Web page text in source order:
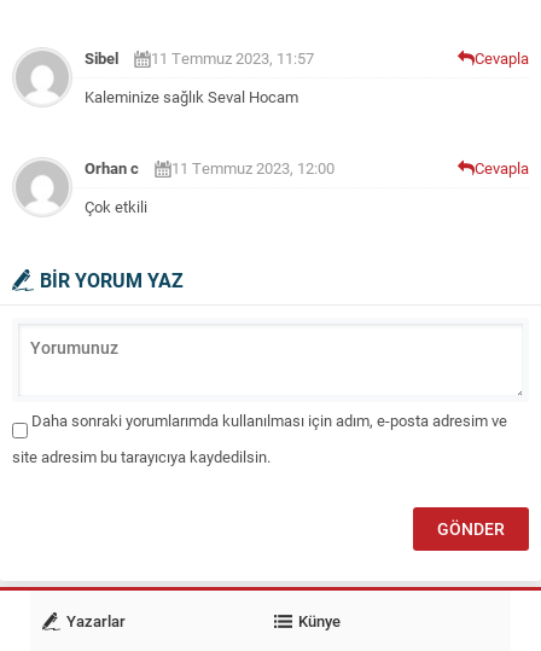
Sibel
11 Temmuz 2023, 11:57
Kaleminize sağlık Seval Hocam
Cevapla
Orhan c
11 Temmuz 2023, 12:00
Çok etkili
Cevapla
BİR YORUM YAZ
Daha sonraki yorumlarımda kullanılması için adım, e-posta adresim ve
site adresim bu tarayıcıya kaydedilsin.
Yazarlar Künye